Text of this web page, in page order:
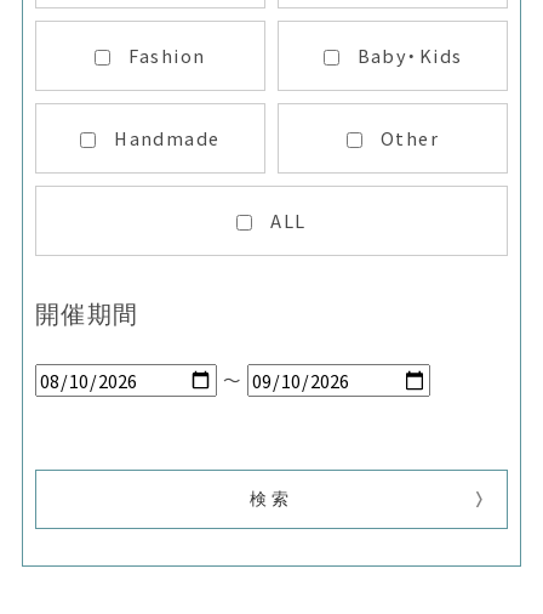
Fashion Baby・Kids
Handmade Other
ALL
開催期間
～